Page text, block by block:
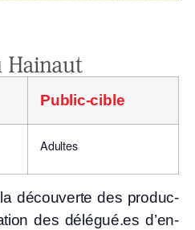
Public-cible
Adultes
décou­verte des pro­duc­
des délégué.es d’en­